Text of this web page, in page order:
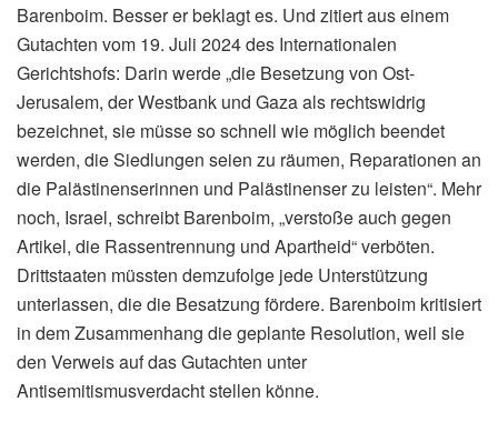
Barenboim. Besser er beklagt es. Und zitiert aus einem
Gutachten vom 19. Juli 2024 des Internationalen
Gerichtshofs: Darin werde „die Besetzung von Ost-
Jerusalem, der Westbank und Gaza als rechtswidrig
bezeichnet, sie müsse so schnell wie möglich beendet
werden, die Siedlungen seien zu räumen, Reparationen an
die Palästinenserinnen und Palästinenser zu leisten“. Mehr
noch, Israel, schreibt Barenboim, „verstoße auch gegen
Artikel, die Rassentrennung und Apartheid“ verböten.
Drittstaaten müssten demzufolge jede Unterstützung
unterlassen, die die Besatzung fördere. Barenboim kritisiert
in dem Zusammenhang die geplante Resolution, weil sie
den Verweis auf das Gutachten unter
Antisemitismusverdacht stellen könne.